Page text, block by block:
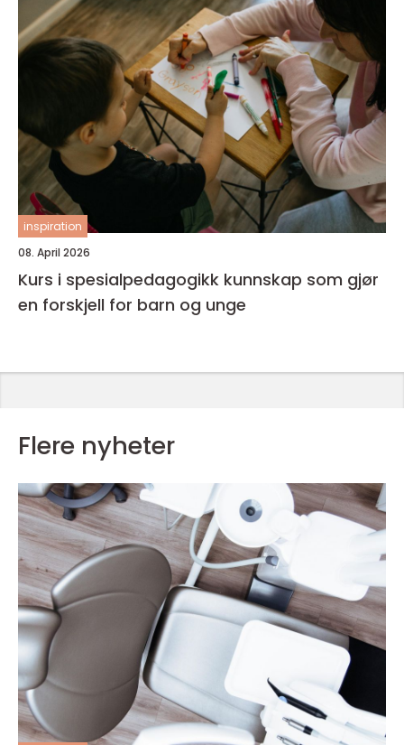
inspiration
08. April 2026
Kurs i spesialpedagogikk kunnskap som gjør
en forskjell for barn og unge
Flere nyheter